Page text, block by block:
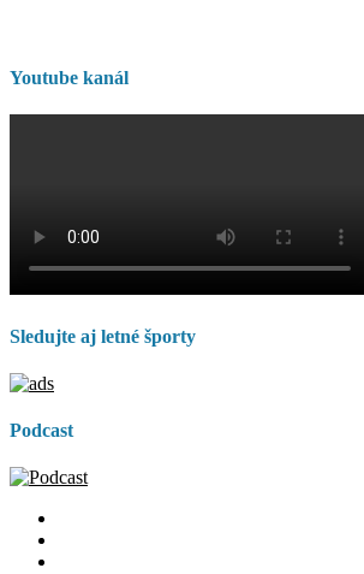
Youtube kanál
Sledujte aj letné športy
Podcast